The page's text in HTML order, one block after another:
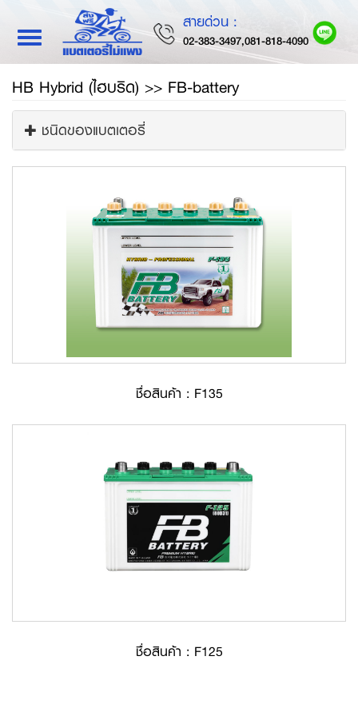
Toggle
navigation
สายด่วน :
02-383-3497,081-818-4090
HB Hybrid (ไฮบริด) >> FB-battery
ชนิดของแบตเตอรี่
ชื่อสินค้า : F135
ชื่อสินค้า : F125